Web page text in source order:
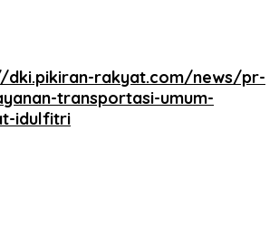
dki.pikiran-rakyat.com/news/pr-
transportasi-umum-
idulfitri